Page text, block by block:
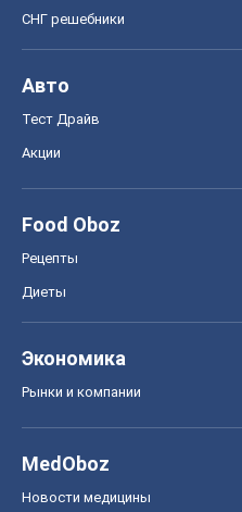
СНГ решебники
Авто
Тест Драйв
Акции
Food Oboz
Рецепты
Диеты
Экономика
Рынки и компании
MedOboz
Новости медицины